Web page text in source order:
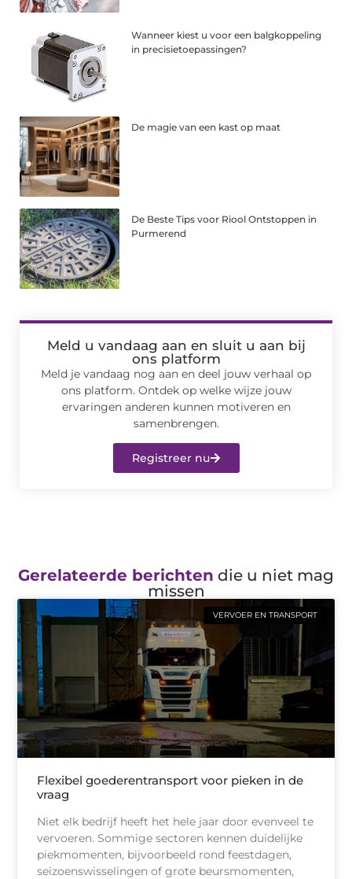
Wanneer kiest u voor een balgkoppeling
in precisietoepassingen?
De magie van een kast op maat
De Beste Tips voor Riool Ontstoppen in
Purmerend
Meld u vandaag aan en sluit u aan bij
ons platform
Meld je vandaag nog aan en deel jouw verhaal op
ons platform. Ontdek op welke wijze jouw
ervaringen anderen kunnen motiveren en
samenbrengen.
Registreer nu
Gerelateerde berichten die u niet mag
missen
VERVOER EN TRANSPORT
Flexibel goederentransport voor pieken in de
vraag
Niet elk bedrijf heeft het hele jaar door evenveel te
vervoeren. Sommige sectoren kennen duidelijke
piekmomenten, bijvoorbeeld rond feestdagen,
seizoenswisselingen of grote beursmomenten,